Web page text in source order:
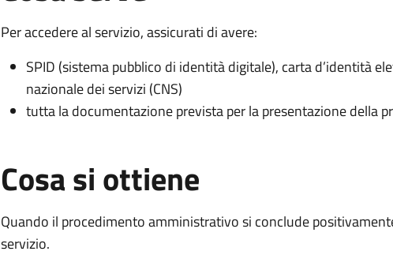
Per accedere al servizio, assicurati di avere:
SPID (sistema pubblico di identità digitale), carta d’identità
nazionale dei servizi (CNS)
tutta la documentazione prevista per la presentazione della
Cosa si ottiene
Quando il procedimento amministrativo si conclude
servizio.